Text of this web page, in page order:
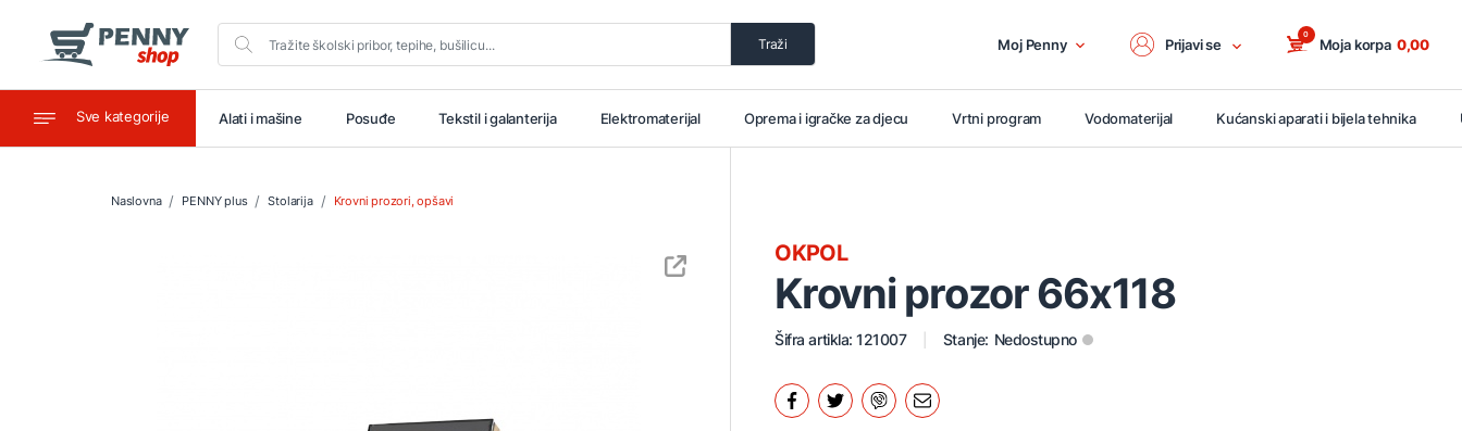
Traži Moj Penny Prijavi se Moja korpa
0
0,00
Sve kategorije
Ugostiteljstvo Alati i mašine Posuđe Tekstil i galanterija Elektromaterijal Oprema i igračke za djecu Vrtni program Vodomaterijal Kućanski aparati i bijela tehnika
Naslovna PENNY plus Stolarija Krovni prozori, opšavi
Krovni prozor 66x118
OKPOL
Šifra artikla: 121007 Stanje: Nedostupno